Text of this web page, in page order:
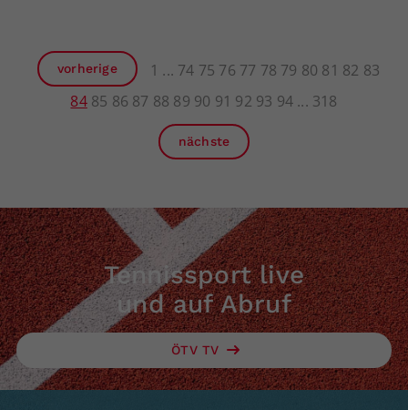
vorherige 1 74 75 76 77 78 79 80 81 82 83
84 85 86 87 88 89 90 91 92 93 94 318
nächste
Tennissport live
und auf Abruf
ÖTV TV